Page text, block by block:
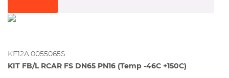
KF12A.0055065S
KIT FB/L RCAR FS DN65 PN16 (Temp -46C +150C)